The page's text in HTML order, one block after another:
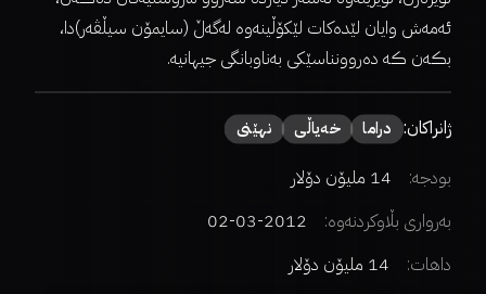
ئەمەش وایان لێدەکات لێکۆڵینەوە لەگەڵ (سایمۆن سیڵڤەر)دا،
بڪەن ڪە دەروونناسێکی بەناوبانگی جیهانیە.
ژانراکان: دراما خەیاڵی نهێنی
بودجە:
14 ملیۆن دۆلار
بەرواری بڵاوکردنەوە:
2012-03-02
داهات:
14 ملیۆن دۆلار